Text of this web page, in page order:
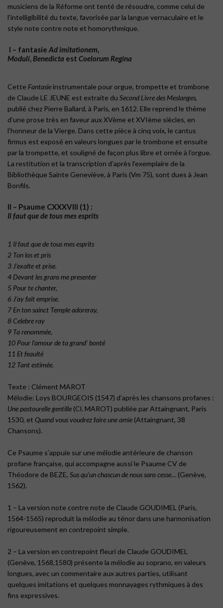
musiciens de la Réforme ont tenté de résoudre, comme celui de
l’intelligibilité du texte, favorisée par la langue vernaculaire et le
style note contre note et homorythmique.
I – fantasie Ad imitationem,
Moduli, Benedicta est Coelorum Regina
Cette Fantasie instrumentale pour orgue, trompette et trombone
de Claude LE JEUNE est extraite du Second Livre des Meslanges,
publié chez Pierre Ballard, à Paris, en 1612. Elle reprend le thème
d’une prose très en faveur aux XVème et XVIème siècles, en
l’honneur de la Vierge. Dans cette pièce à cinq voix, le cantus
firmus est exposé en valeurs longues par le trombone et ensuite
par la trompette, et souligné de façon plus libre et ornée à l’orgue.
La restitution et la transcription d’après l’exemplaire de la
Bibliothèque Sainte Geneviève, à Paris (Vm 75), sont dues à Jean
Bonfils.
II – Psaume CXXXVIII (1) :
Il faut que de tous mes esprits
1 Il faut que de tous mes esprits
2 Ton los et pris
3 J’exalte et prise.
4 Devant les grans me presenter
5 Pour te chanter,
6 J’ay fait emprise.
7 En ton sainct Temple adoreray,
8 Celebre ray
9 Ta renommée,
10 Pour l’amour de ta grand’ bonté
11 Et feaulté
12 Tant estimée.
Texte : Clément MAROT
Mélodie: Loys BOURGEOIS (1547) d’après les chansons profanes :
Une pastourelle gentille (Cl. MAROT) publiée par Attaingnant, Paris
1530, et Quand vous voudrez faire une amie (Attaingnant, 38
Chansons).
Ce Psaume s’appuie sur une mélodie antérieure de chanson
profane française, qui accompagne aussi le Psaume CV de
Théodore de BEZE, Sus qu’un chascun de nous sans cesse… (Genève,
1562).
1 – La version note contre note de Claude GOUDIMEL (Paris,
1564-1565) reproduit la mélodie au ténor dans une harmonisation
rigoureusement en contrepoint simple.
2 – La version en contrepoint fleuri de Claude GOUDIMEL
(Genève, 1568,1580) présente la mélodie au soprano, en valeurs
longues, avec un commentaire aux autres parties, utilisant
quelques imitations et quelques monnayages rythmiques à des
fins expressives.